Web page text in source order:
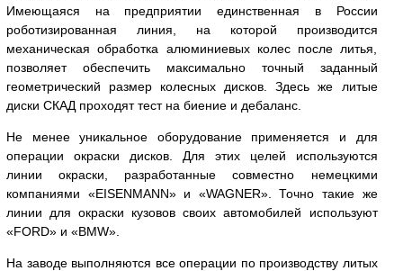
Имеющаяся на предприятии единственная в России
роботизированная линия, на которой производится
механическая обработка алюминиевых колес после литья,
позволяет обеспечить максимально точный заданный
геометрический размер колесных дисков. Здесь же литые
диски СКАД проходят тест на биение и дебаланс.
Не менее уникальное оборудование применяется и для
операции окраски дисков. Для этих целей используются
линии окраски, разработанные совместно немецкими
компаниями «EISENMANN» и «WAGNER». Точно такие же
линии для окраски кузовов своих автомобилей используют
«FORD» и «BMW».
На заводе выполняются все операции по производству литых